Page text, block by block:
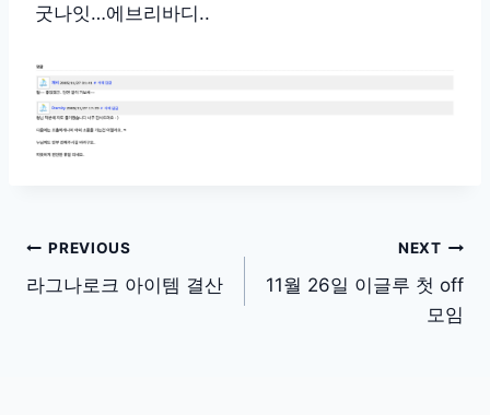
굿나잇…에브리바디..
글
탐
PREVIOUS
라그나로크 아이템 결산
NEXT
11월 26일 이글루 첫 off
모임